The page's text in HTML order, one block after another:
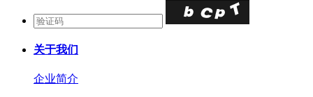
关于我们
企业简介